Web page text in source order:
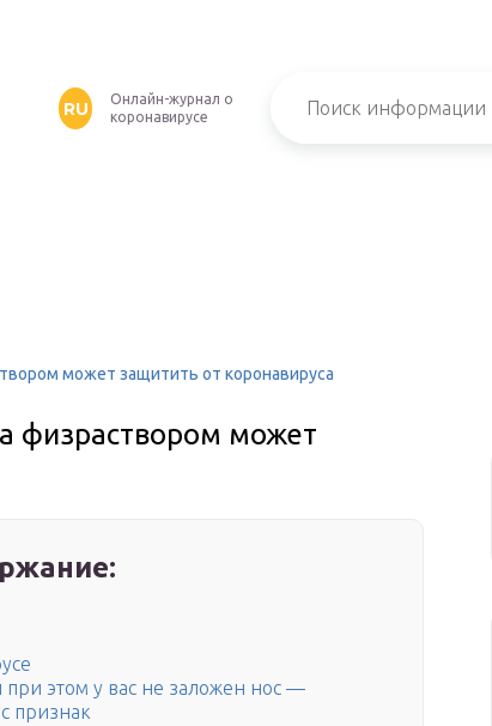
RU
Онлайн-журнал о
коронавирусе
может защитить от коронавируса
физраствором может
этом у вас не заложен нос —
признак